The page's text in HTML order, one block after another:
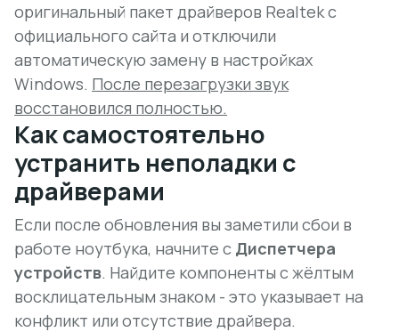
оригинальный пакет драйверов Realtek с
официального сайта и отключили
автоматическую замену в настройках
Windows. После перезагрузки звук
восстановился полностью.
Как самостоятельно
устранить неполадки с
драйверами
Если после обновления вы заметили сбои в
работе ноутбука, начните с Диспетчера
устройств. Найдите компоненты с жёлтым
восклицательным знаком - это указывает на
конфликт или отсутствие драйвера.